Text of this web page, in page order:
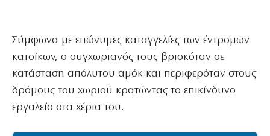
Σύμφωνα με επώνυμες καταγγελίες των έντρομων
κατοίκων, ο συγχωριανός τους βρισκόταν σε
κατάσταση απόλυτου αμόκ και περιφερόταν στους
δρόμους του χωριού κρατώντας το επικίνδυνο
εργαλείο στα χέρια του.